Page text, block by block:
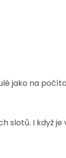
jako na
slotů. I když